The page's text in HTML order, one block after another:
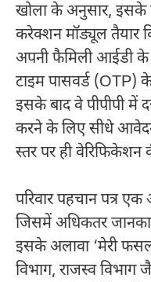
खोला के अनुसार, इसके
करेक्शन मॉड्यूल तैयार
अपनी फैमिली आईडी
टाइम पासवर्ड (OTP)
इसके बाद वे पीपीपी में
करने के लिए सीधे
स्तर पर ही वेरिफिकेशन
परिवार पहचान पत्र
जिसमें अधिकतर
इसके अलावा ‘मेरी
विभाग, राजस्व विभाग